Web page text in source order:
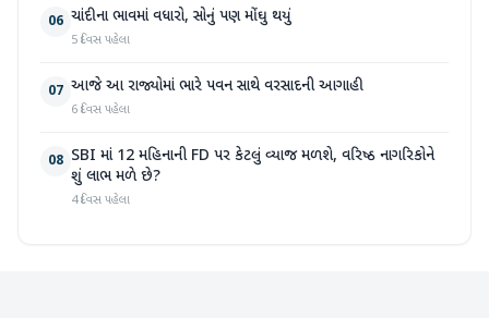
06 ચાંદીના ભાવમાં વધારો, સોનું પણ મોંઘુ થયું
5 દિવસ પહેલા
07 આજે આ રાજ્યોમાં ભારે પવન સાથે વરસાદની આગાહી
6 દિવસ પહેલા
08 SBI માં 12 મહિનાની FD પર કેટલું વ્યાજ મળશે, વરિષ્ઠ નાગરિકોને
શું લાભ મળે છે?
4 દિવસ પહેલા